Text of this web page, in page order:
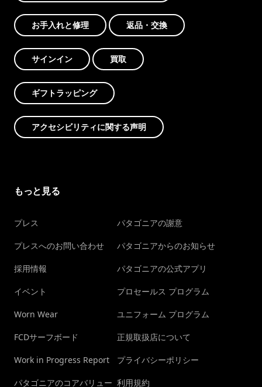
お手入れと修理 返品・交換
サインイン 買取
ギフトラッピング
アクセシビリティに関する声明
もっと見る
プレス
プレスへのお問い合わせ
採用情報
イベント
Worn Wear
FCDサーフボード
Work in Progress Report
パタゴニアのコアバリュー
パタゴニアの謝意
パタゴニアからのお知らせ
パタゴニアの公式アプリ
プロセールス プログラム
ユニフォーム プログラム
正規取扱店について
プライバシーポリシー
利用規約